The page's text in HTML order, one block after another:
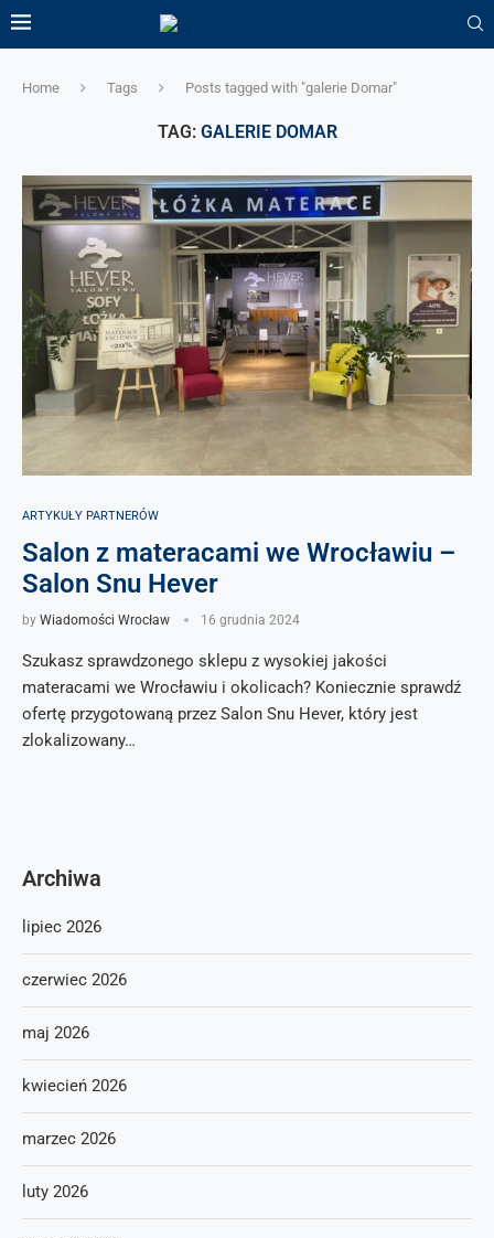
Home Tags Posts tagged with "galerie Domar"
TAG: GALERIE DOMAR
ARTYKUŁY PARTNERÓW
Salon z materacami we Wrocławiu –
Salon Snu Hever
by Wiadomości Wrocław 16 grudnia 2024
Szukasz sprawdzonego sklepu z wysokiej jakości
materacami we Wrocławiu i okolicach? Koniecznie sprawdź
ofertę przygotowaną przez Salon Snu Hever, który jest
zlokalizowany…
Archiwa
lipiec 2026
czerwiec 2026
maj 2026
kwiecień 2026
marzec 2026
luty 2026